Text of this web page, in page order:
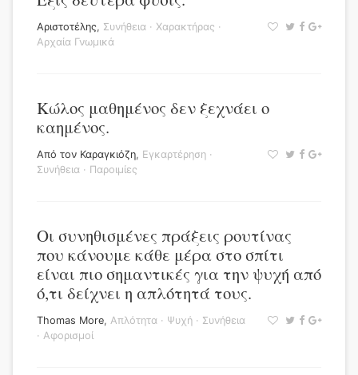
Αριστοτέλης, Συνήθεια · Χαρακτήρας ·
Αρχαία Γνωμικά
Κώλος μαθημένος δεν ξεχνάει ο
καημένος.
Από τον Καραγκιόζη, Εγκαρτέρηση ·
Συνήθεια · Παροιμίες
Οι συνηθισμένες πράξεις ρουτίνας
που κάνουμε κάθε μέρα στο σπίτι
είναι πιο σημαντικές για την ψυχή από
ό,τι δείχνει η απλότητά τους.
Thomas More, Απλότητα · Ψυχή · Συνήθεια
· Αφορισμοί